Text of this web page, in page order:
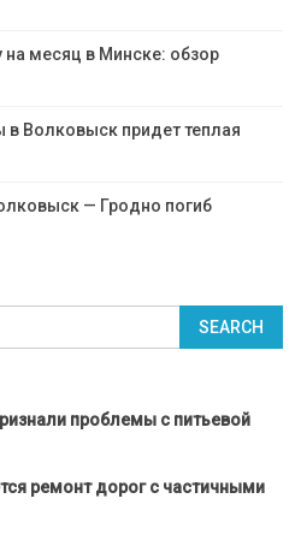
на месяц в Минске: обзор
Волковыск придет теплая
— Гродно погиб
проблемы с питьевой
ремонт дорог с частичными